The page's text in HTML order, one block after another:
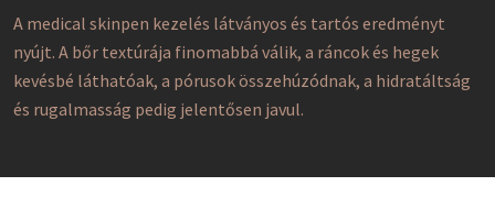
A medical skinpen kezelés látványos és tartós eredményt
nyújt. A bőr textúrája finomabbá válik, a ráncok és hegek
kevésbé láthatóak, a pórusok összehúzódnak, a hidratáltság
és rugalmasság pedig jelentősen javul.